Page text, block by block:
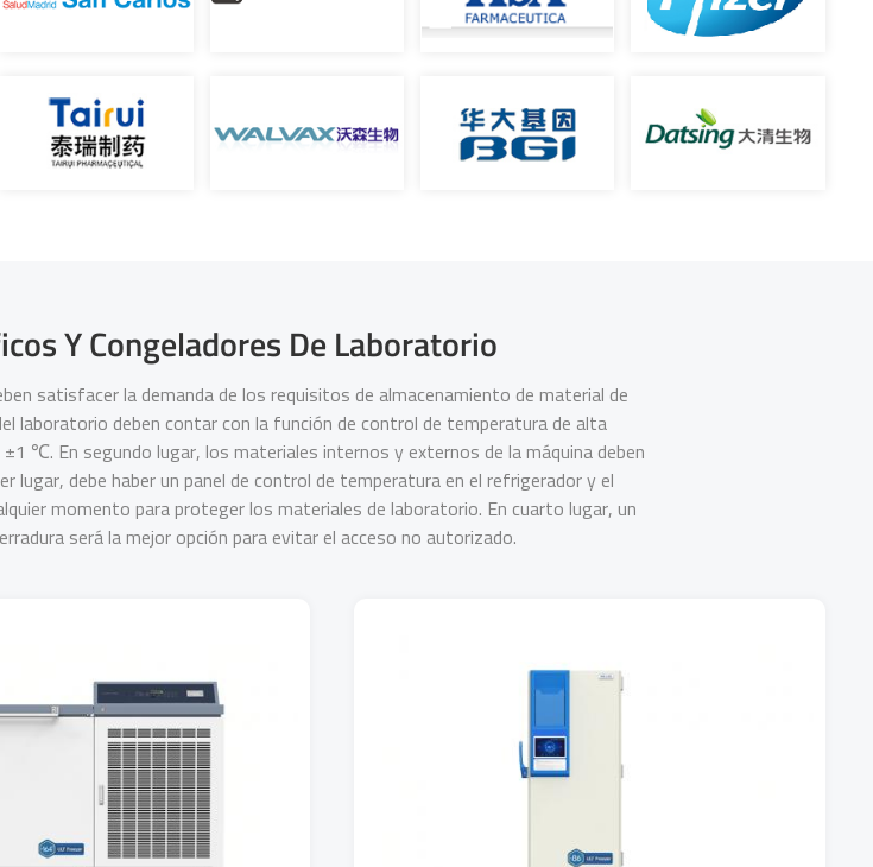
Y Congeladores De Laboratorio
satisfacer la demanda de los requisitos de almacenamiento de material de
laboratorio deben contar con la función de control de temperatura de alta
℃. En segundo lugar, los materiales internos y externos de la máquina deben
lugar, debe haber un panel de control de temperatura en el refrigerador y el
momento para proteger los materiales de laboratorio. En cuarto lugar, un
será la mejor opción para evitar el acceso no autorizado.